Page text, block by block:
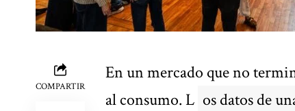
COMPARTIR
En un mercado que no
al consumo. L os datos de